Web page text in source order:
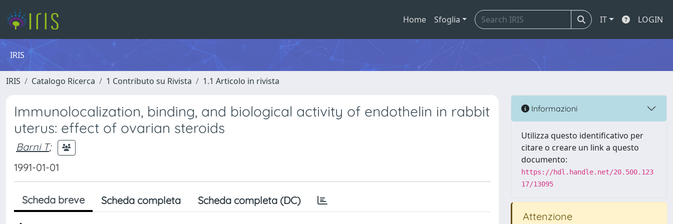
Home Sfoglia IT LOGIN
IRIS
IRIS Catalogo Ricerca 1 Contributo su Rivista 1.1 Articolo in rivista
Immunolocalization, binding, and biological activity of endothelin in rabbit
uterus: effect of ovarian steroids
Barni T;
1991-01-01
Scheda breve Scheda completa Scheda completa (DC)
Informazioni
Utilizza questo identificativo per
citare o creare un link a questo
documento:
https://hdl.handle.net/20.500.123
17/13095
Attenzione